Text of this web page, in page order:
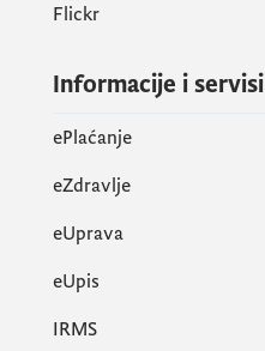
Flickr
Informacije i servisi
ePlaćanje
eZdravlje
eUprava
еUpis
IRMS